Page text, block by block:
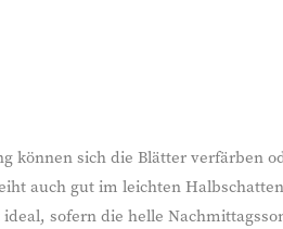
können sich die Blätter verfärben
auch gut im leichten
sofern die helle